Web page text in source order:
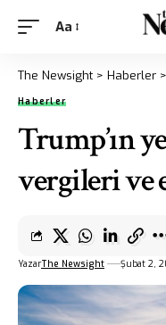
Aa
The Newsight > Haberler >
Haberler
Trump’ın
vergileri ve
YazarThe Newsight Şubat 2,